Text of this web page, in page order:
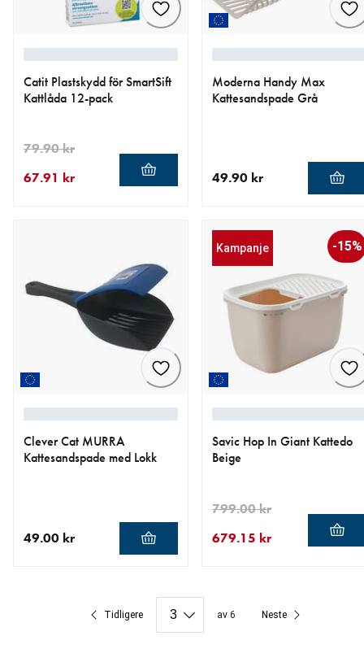
Catit Plastskydd för SmartSift
Kattlåda 12-pack
67.91 kr
79.90 kr
Moderna Handy Max
Kattesandspade Grå
49.90 kr
Clever Cat MURRA
Kattesandspade med Lokk
49.00 kr
Kampanje -15%
Savic Hop In Giant Kattedo
Beige
679.15 kr
799.00 kr
Tidligere av 6 Neste